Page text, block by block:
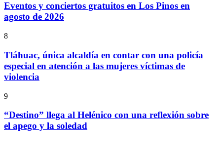
Eventos y conciertos gratuitos en Los Pinos en
agosto de 2026
8
Tláhuac, única alcaldía en contar con una policía
especial en atención a las mujeres víctimas de
violencia
9
“Destino” llega al Helénico con una reflexión sobre
el apego y la soledad